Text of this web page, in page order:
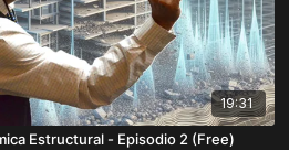
19:31
Estructural - Episodio 2 (Free)